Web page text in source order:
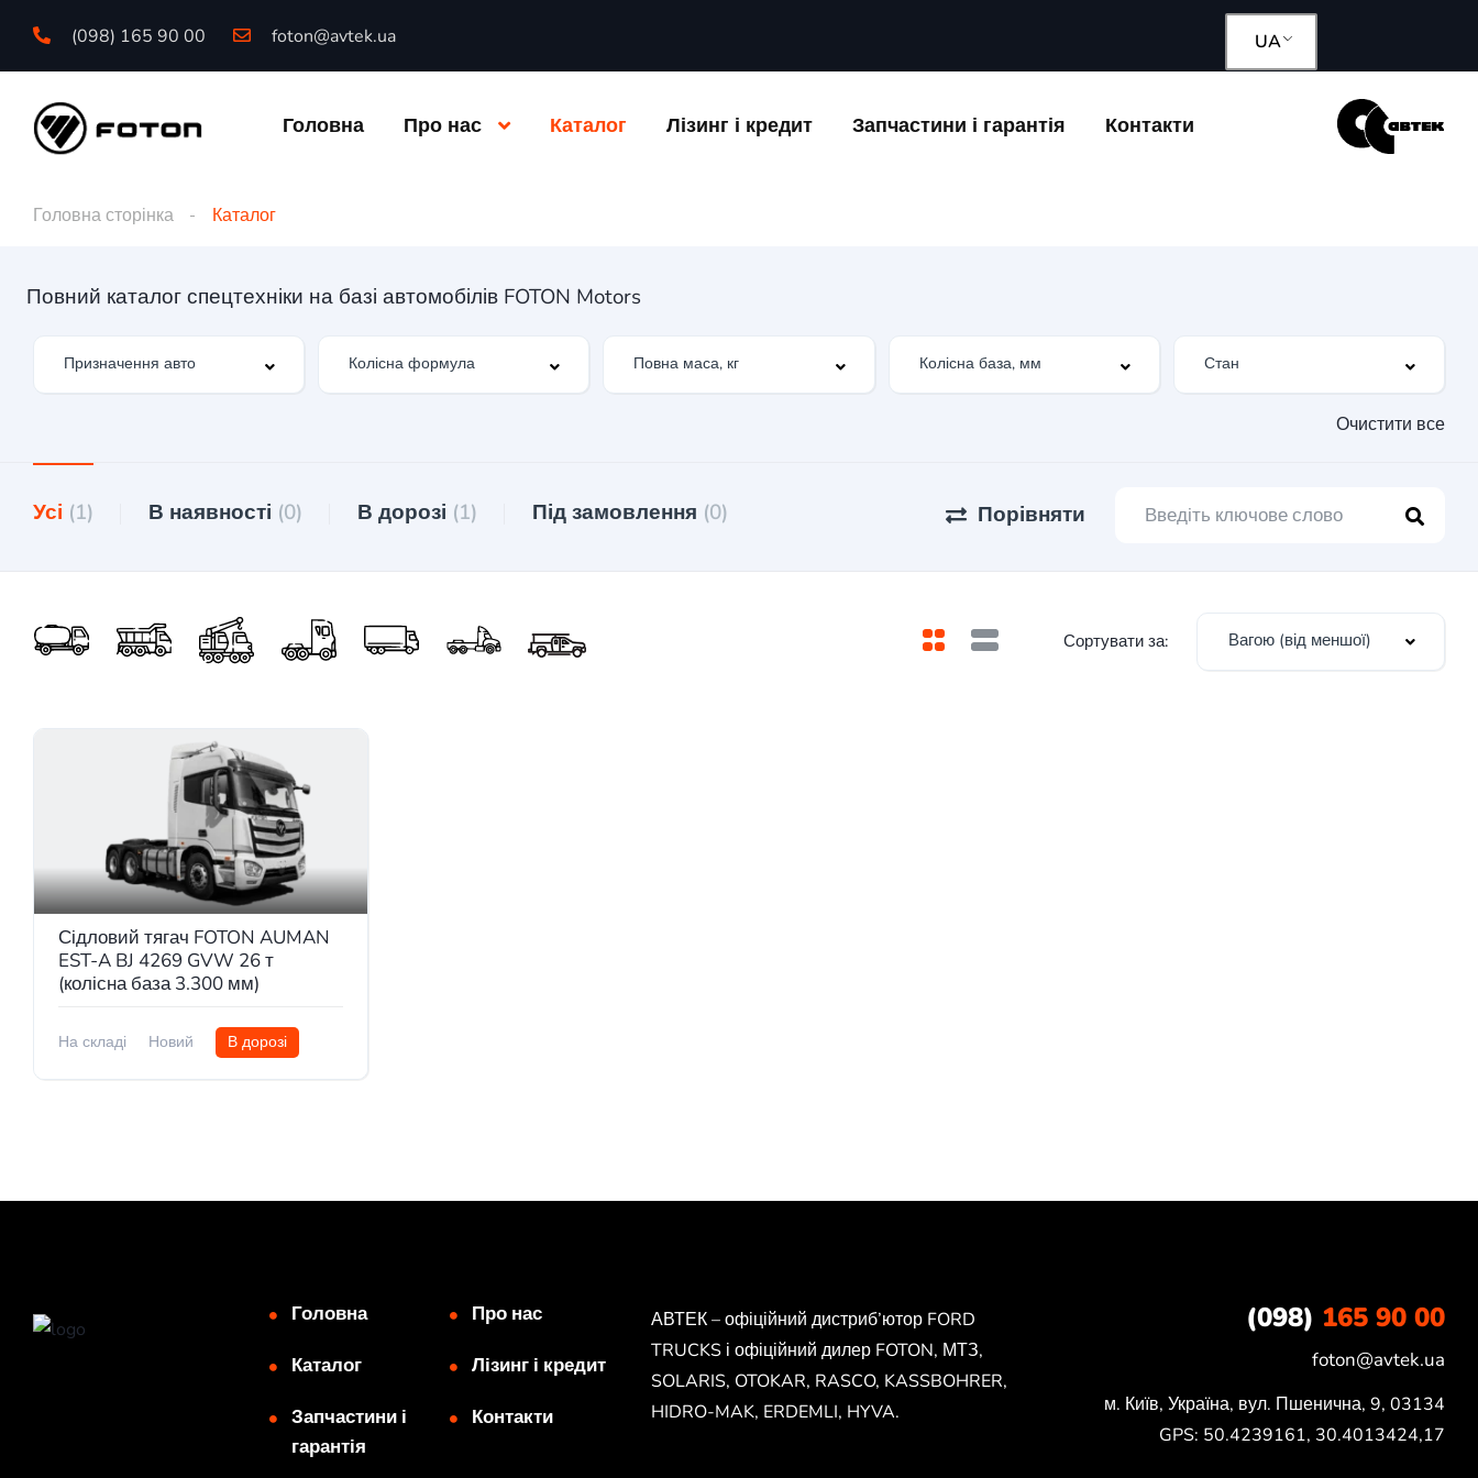
(098) 165 90 00 foton@avtek.ua UA
Головна Про нас Каталог Лізинг і кредит Запчастини і гарантія Контакти
Головна сторінка Каталог
Повний каталог спецтехніки на базі автомобілів FOTON Motors
Очистити все
Усі (1) В наявності (0) В дорозі (1) Під замовлення (0) Порівняти
Сортувати за: Вагою (від меншої)
Сідловий тягач FOTON AUMAN
EST-A BJ 4269 GVW 26 т
(колісна база 3.300 мм)
На складі Новий В дорозі
Головна Про нас
Каталог Лізинг і кредит
Запчастини і
гарантія
Контакти
АВТЕК – офіційний дистриб’ютор FORD
TRUCKS і офіційний дилер FOTON, МТЗ,
SOLARIS, OTOKAR, RASCO, KASSBOHRER,
HIDRO-MAK, ERDEMLI, HYVA.
(098) 165 90 00
foton@avtek.ua
м. Київ, Україна, вул. Пшенична, 9, 03134
GPS: 50.4239161, 30.4013424,17